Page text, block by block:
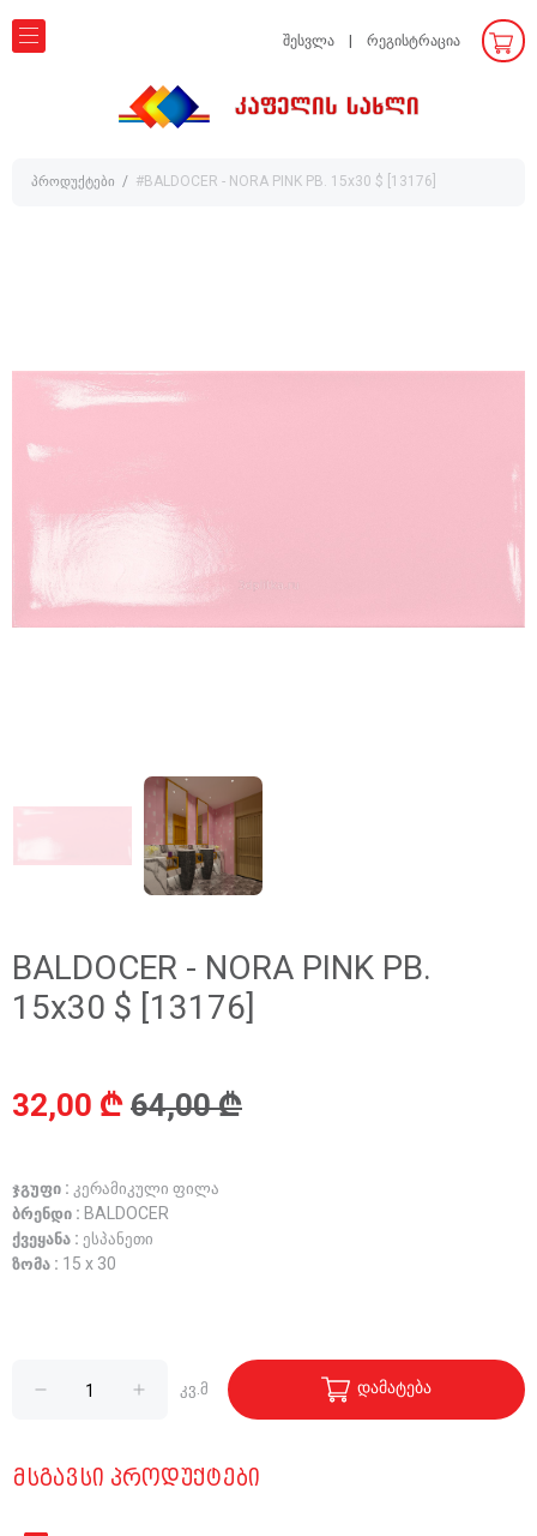
შესვლა რეგისტრაცია
პროდუქტები #BALDOCER - NORA PINK PB. 15x30 $ [13176]
BALDOCER - NORA PINK PB.
15x30 $ [13176]
32,00 ₾ 64,00 ₾
ჯგუფი : კერამიკული ფილა
ბრენდი : BALDOCER
ქვეყანა : ესპანეთი
ზომა : 15 x 30
კვ.მ დამატება
ᲛᲡᲒᲐᲕᲡᲘ ᲞᲠᲝᲓᲣᲥᲢᲔᲑᲘ